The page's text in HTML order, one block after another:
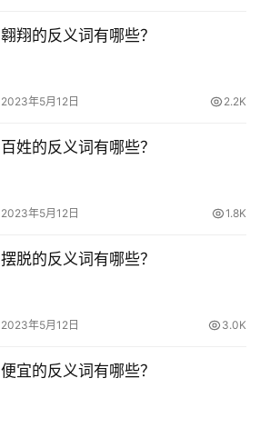
翱翔的反义词有哪些？
2023年5月12日 2.2K
百姓的反义词有哪些？
2023年5月12日 1.8K
摆脱的反义词有哪些？
2023年5月12日 3.0K
便宜的反义词有哪些？